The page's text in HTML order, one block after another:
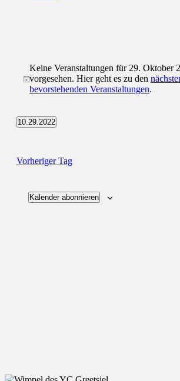
für
29.
2022
Hinweis
Keine Veranstaltungen für 29. Oktober
vorgesehen. Hier geht es zu den
bevorstehenden Veranstaltungen.
10.29.2022
Vorheriger Tag
Kalender abonnieren